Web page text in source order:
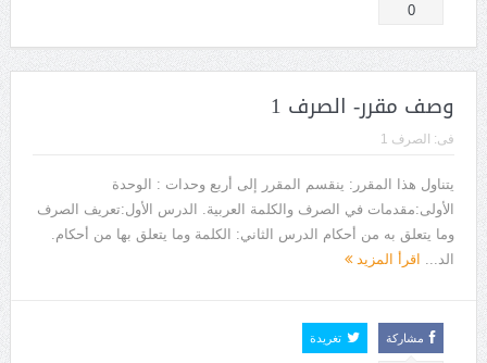
0
وصف مقرر- الصرف 1
فى: الصرف 1
يتناول هذا المقرر: ينقسم المقرر إلى أربع وحدات : الوحدة
الأولى:مقدمات في الصرف والكلمة العربية. الدرس الأول:تعريف الصرف
وما يتعلق به من أحكام الدرس الثاني: الكلمة وما يتعلق بها من أحكام.
الد...
اقرأ المزيد
مشاركة تغريدة